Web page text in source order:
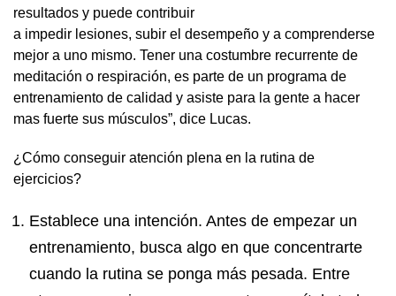
resultados y puede contribuir
a impedir lesiones, subir el desempeño y a comprenderse
mejor a uno mismo. Tener una costumbre recurrente de
meditación o respiración, es parte de un programa de
entrenamiento de calidad y asiste para la gente a hacer
mas fuerte sus músculos”, dice Lucas.
¿Cómo conseguir atención plena en la rutina de
ejercicios?
Establece una intención. Antes de empezar un
entrenamiento, busca algo en que concentrarte
cuando la rutina se ponga más pesada. Entre